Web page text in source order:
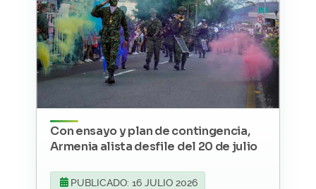
Con ensayo y plan de contingencia,
Armenia alista desfile del 20 de julio
PUBLICADO: 16 JULIO 2026